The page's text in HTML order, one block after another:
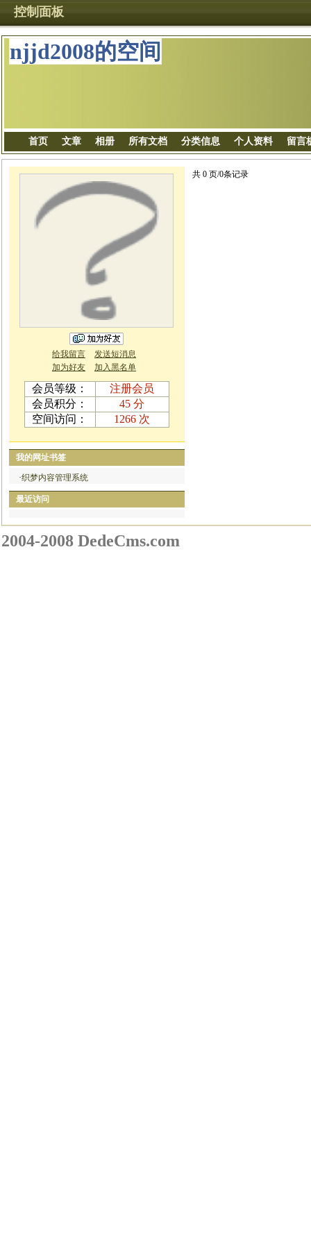
控制面板
njjd2008的空间
首页 文章 相册 所有文档 分类信息 个人资料 留言
共 0 页/0条记录
给我留言
发送短消息
加为好友
加入黑名单
会员等级：
注册会员
会员积分：
45 分
空间访问：
1266 次
我的网址书签
·织梦内容管理系统
最近访问
2004-2008 DedeCms.com